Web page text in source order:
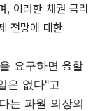
, 이러한 채권 금리
전망에 대한
요구하면 응할
은 없다"고
는 파월 의장의